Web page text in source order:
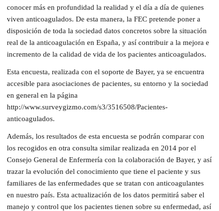
conocer más en profundidad la realidad y el día a día de quienes
viven anticoagulados. De esta manera, la FEC pretende poner a
disposición de toda la sociedad datos concretos sobre la situación
real de la anticoagulación en España, y así contribuir a la mejora e
incremento de la calidad de vida de los pacientes anticoagulados.
Esta encuesta, realizada con el soporte de Bayer, ya se encuentra
accesible para asociaciones de pacientes, su entorno y la sociedad
en general en la página
http://www.surveygizmo.com/s3/3516508/Pacientes-
anticoagulados.
Además, los resultados de esta encuesta se podrán comparar con
los recogidos en otra consulta similar realizada en 2014 por el
Consejo General de Enfermería con la colaboración de Bayer, y así
trazar la evolución del conocimiento que tiene el paciente y sus
familiares de l​as enfermedades que se tratan con anticoagulantes
en nuestro país. Esta actualización de los datos permitirá saber el
manejo y control que los pacientes tienen sobre su enfermedad, así